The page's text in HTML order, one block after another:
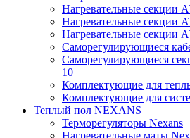
Нагревательные секции
Нагревательные секции
Нагревательные секции
Саморегулирующиеся
Саморегулирующиеся
10
Комплектующие для
Комплектующие для
Теплый пол NEXANS
Терморегуляторы Nexans
Нагревательные маты